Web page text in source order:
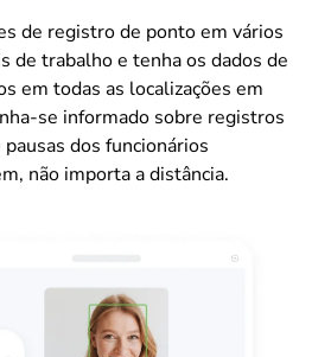
de registro de ponto em vários
de trabalho e tenha os dados de
em todas as localizações em
se informado sobre registros
dos funcionários
não importa a distância.